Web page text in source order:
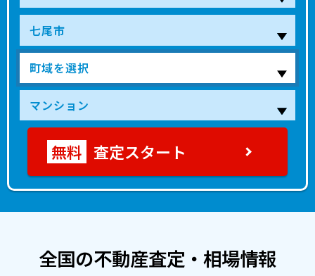
査定スタート
全国の不動産査定・相場情報